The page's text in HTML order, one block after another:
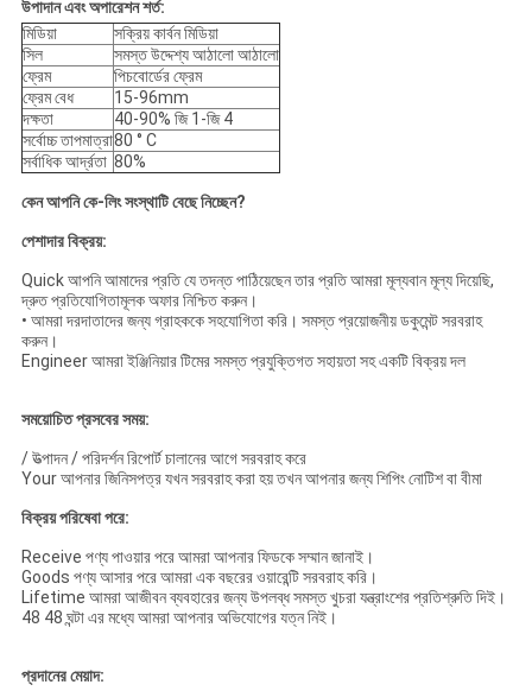
উপাদান এবং অপারেশন শর্ত:
মিডিয়া
সক্রিয় কার্বন মিডিয়া
সিল
সমস্ত উদ্দেশ্য আঠালো আঠালো
ফ্রেম
পিচবোর্ডের ফ্রেম
ফ্রেম বেধ
15-96mm
দক্ষতা
40-90% জি 1-জি 4
সর্বোচ্চ তাপমাত্রা80 ° C
সর্বাধিক আর্দ্রতা 80%
কেন আপনি কে-লিং সংস্থাটি বেছে নিচ্ছেন?
পেশাদার বিক্রয়:
Quick আপনি আমাদের প্রতি যে তদন্ত পাঠিয়েছেন তার প্রতি আমরা মূল্যবান মূল্য দিয়েছি,
দ্রুত প্রতিযোগিতামূলক অফার নিশ্চিত করুন।
• আমরা দরদাতাদের জন্য গ্রাহককে সহযোগিতা করি। সমস্ত প্রয়োজনীয় ডকুমেন্ট সরবরাহ
করুন।
Engineer আমরা ইঞ্জিনিয়ার টিমের সমস্ত প্রযুক্তিগত সহায়তা সহ একটি বিক্রয় দল
সময়োচিত প্রসবের সময়:
/ উত্পাদন / পরিদর্শন রিপোর্ট চালানের আগে সরবরাহ করে
Your আপনার জিনিসপত্র যখন সরবরাহ করা হয় তখন আপনার জন্য শিপিং নোটিশ বা বীমা
বিক্রয় পরিষেবা পরে:
Receive পণ্য পাওয়ার পরে আমরা আপনার ফিডকে সম্মান জানাই।
Goods পণ্য আসার পরে আমরা এক বছরের ওয়ারেন্টি সরবরাহ করি।
Lifetime আমরা আজীবন ব্যবহারের জন্য উপলব্ধ সমস্ত খুচরা যন্ত্রাংশের প্রতিশ্রুতি দিই।
48 48 ঘন্টা এর মধ্যে আমরা আপনার অভিযোগের যত্ন নিই।
প্রদানের মেয়াদ: